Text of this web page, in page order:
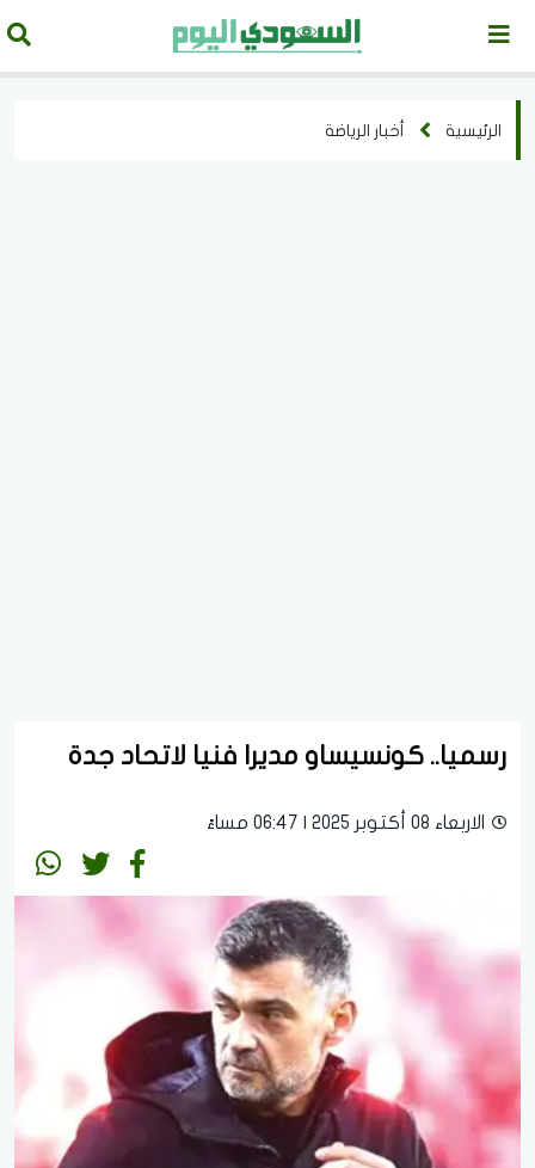
الرئيسية أخبار الرياضة
رسميا.. كونسيساو مديرا فنيا لاتحاد جدة
الاربعاء 08 أكتوبر 2025 | 06:47 مساءً